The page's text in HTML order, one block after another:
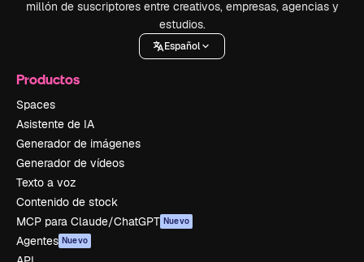
millón de suscriptores entre creativos, empresas, agencias y
estudios.
Español
Productos
Spaces
Asistente de IA
Generador de imágenes
Generador de vídeos
Texto a voz
Contenido de stock
MCP para Claude/ChatGPT Nuevo
Agentes Nuevo